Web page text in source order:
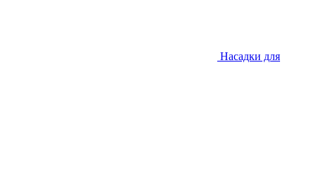
Насадки для